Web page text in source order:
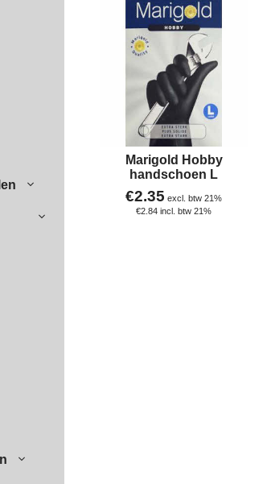
Marigold Hobby
handschoen L
€2.35 excl. btw 21%
€2.84 incl. btw 21%